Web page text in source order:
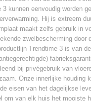
kunnen eenvoudig worden
Hij is extreem
maakt zelfs gebruik in
zwelbescherming door
Trendtime 3 is van
bij privégebruik van
Onze innerlijke houding
eisen van het dagelijkse
om van elk huis het mooiste